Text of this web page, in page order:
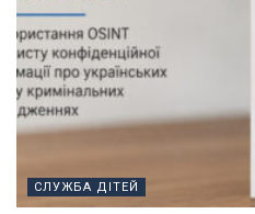
СЛУЖБА ДІТЕЙ